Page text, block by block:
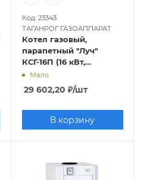
Код: 23343
ТАГАНРОГ ГАЗОАППАРАТ
Котел газовый,
парапетный "Луч"
КСГ-16П (16 кВт,
одноконтурный,
закрытая камера),
труба отдельно
Мало
29 602,20 ₽/шт
В корзину